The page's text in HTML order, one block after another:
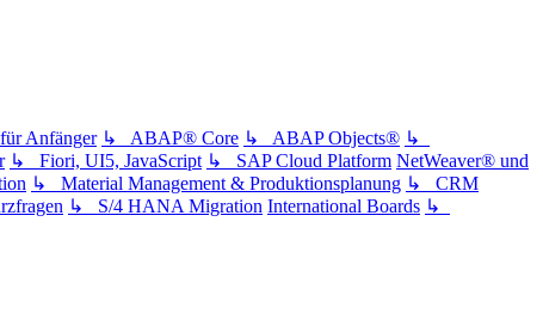
Anfänger ↳ ABAP® Core ↳ ABAP Objects® ↳
↳ Fiori, UI5, JavaScript ↳ SAP Cloud Platform NetWeaver® und
↳ Material Management & Produktionsplanung ↳ CRM
↳ S/4 HANA Migration International Boards ↳